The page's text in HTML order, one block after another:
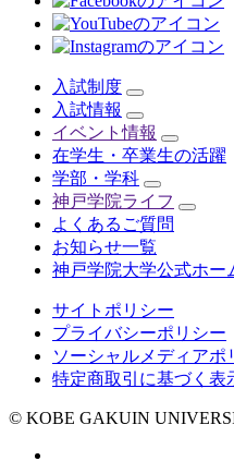
入試制度
入試情報
イベント情報
在学生・卒業生の活躍
学部・学科
神戸学院ライフ
よくあるご質問
お知らせ一覧
神戸学院大学公式ホー
サイトポリシー
プライバシーポリシー
ソーシャルメディアポ
特定商取引に基づく表
© KOBE GAKUIN